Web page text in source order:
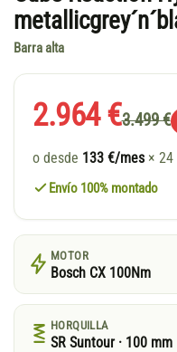
Barra alta
2.964 €3.499 €
o desde 133 €/mes × 24
Envío 100% montado
MOTOR
Bosch CX 100Nm
HORQUILLA
SR Suntour · 100 mm